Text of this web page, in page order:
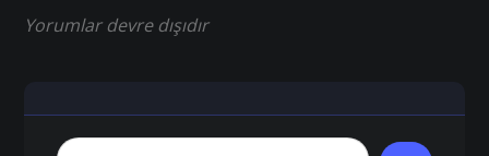
Yorumlar devre dışıdır